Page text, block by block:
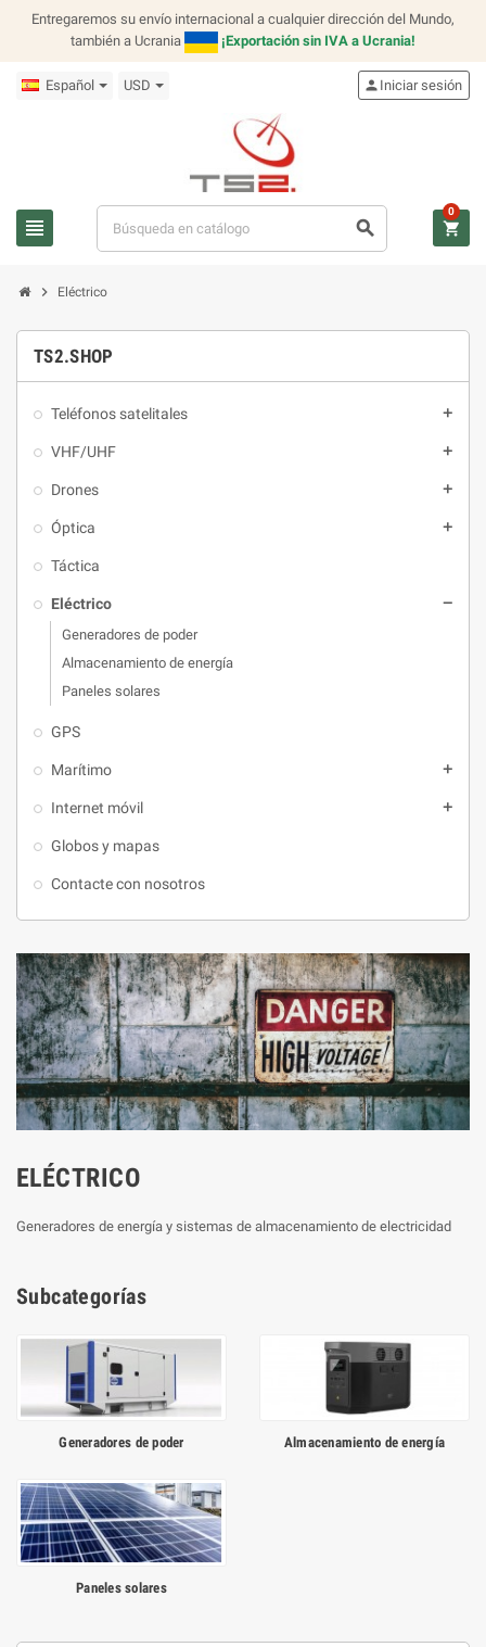
Entregaremos su envío internacional a cualquier dirección del Mundo,
también a Ucrania
¡Exportación sin IVA a Ucrania!
Español USD
view_headline search
person Iniciar sesión
shopping_cart
0
chevron_right Eléctrico
TS2.SHOP
Teléfonos satelitales add
VHF/UHF add
Drones add
Óptica add
Táctica
Eléctrico remove
Generadores de poder
Almacenamiento de energía
Paneles solares
GPS
Marítimo add
Internet móvil add
Globos y mapas
Contacte con nosotros
ELÉCTRICO
Generadores de energía y sistemas de almacenamiento de electricidad
Subcategorías
Generadores de poder Almacenamiento de energía
Paneles solares